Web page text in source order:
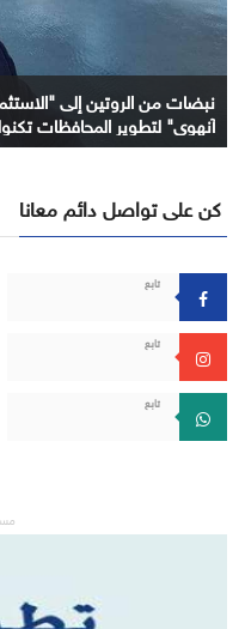
نبضات من الروتين إلى
آنهوي" لتطوير المحافظات
كن على تواصل دائم معانا
تابع
تابع
تابع